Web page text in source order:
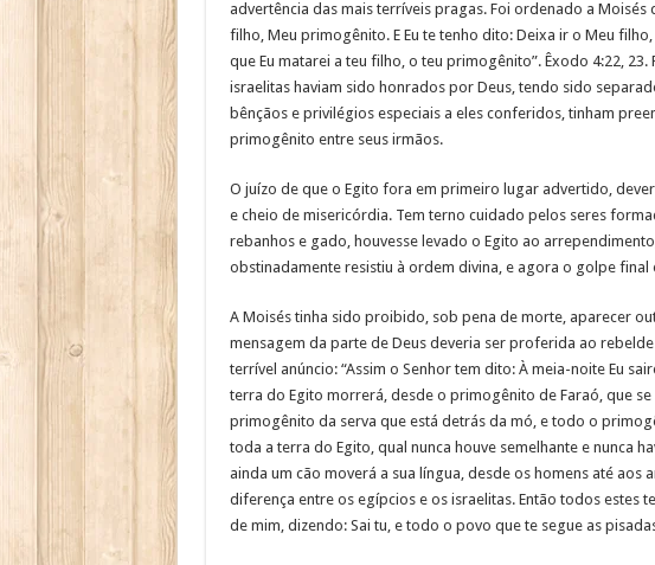
advertência das mais terríveis pragas. Foi ordenado a Moisés
filho, Meu primogênito. E Eu te tenho dito: Deixa ir o Meu
que Eu matarei a teu filho, o teu primogênito”. Êxodo 4:22,
israelitas haviam sido honrados por Deus, tendo sido
bênçãos e privilégios especiais a eles conferidos, tinham
primogênito entre seus irmãos.
O juízo de que o Egito fora em primeiro lugar advertido,
e cheio de misericórdia. Tem terno cuidado pelos seres
rebanhos e gado, houvesse levado o Egito ao
obstinadamente resistiu à ordem divina, e agora o golpe final
A Moisés tinha sido proibido, sob pena de morte, aparecer
mensagem da parte de Deus deveria ser proferida ao
terrível anúncio: “Assim o Senhor tem dito: À meia-noite Eu
terra do Egito morrerá, desde o primogênito de Faraó, que
primogênito da serva que está detrás da mó, e todo o
toda a terra do Egito, qual nunca houve semelhante e nunca
ainda um cão moverá a sua língua, desde os homens até aos
diferença entre os egípcios e os israelitas. Então todos estes
de mim, dizendo: Sai tu, e todo o povo que te segue as